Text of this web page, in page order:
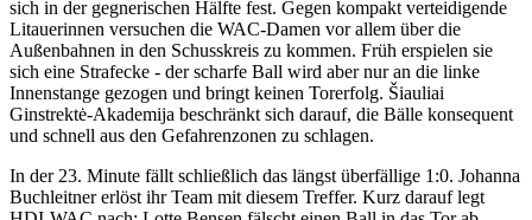
sich in der gegnerischen Hälfte fest. Gegen kompakt verteidigende
Litauerinnen versuchen die WAC-Damen vor allem über die
Außenbahnen in den Schusskreis zu kommen. Früh erspielen sie
sich eine Strafecke - der scharfe Ball wird aber nur an die linke
Innenstange gezogen und bringt keinen Torerfolg. Šiauliai
Ginstrektė-Akademija beschränkt sich darauf, die Bälle konsequent
und schnell aus den Gefahrenzonen zu schlagen.
In der 23. Minute fällt schließlich das längst überfällige 1:0. Johanna
Buchleitner erlöst ihr Team mit diesem Treffer. Kurz darauf legt